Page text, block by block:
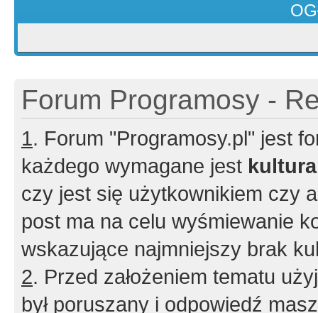
Forum Programosy -
1. Forum "Programosy.pl" jest
każdego wymagane jest
czy jest się użytkownikiem czy
post ma na celu wyśmiewanie
wskazujące najmniejszy brak
2. Przed założeniem tematu
był poruszany i odpowiedź